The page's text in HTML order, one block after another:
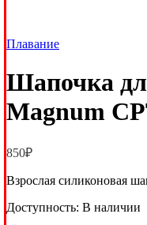
Плавание
Шапочка
Magnum
850₽
Взрослая силиконовая
Доступность: В наличии